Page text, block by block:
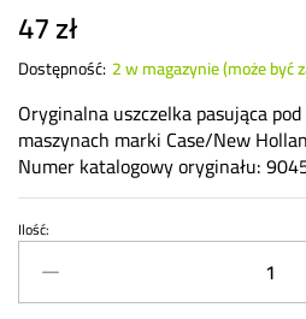
47zł
Dostępność: 2 w magazynie (może być
Oryginalna uszczelka pasująca
maszynach marki Case/New
Numer katalogowy oryginału:
Uszczelka
zaworów
skrzyni
Ilość: